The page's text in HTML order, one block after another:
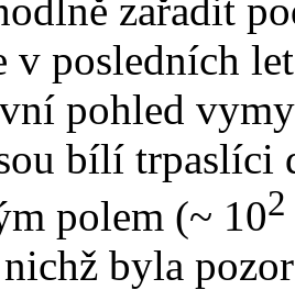
zařadit
v posledních
pohled
bílí trpaslíci
polem (~ 102
byla